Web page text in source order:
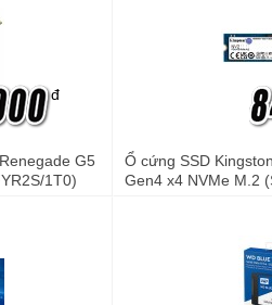
đ
G5
1T0)
Ổ cứng SSD
Gen4 x4 NVMe M.2